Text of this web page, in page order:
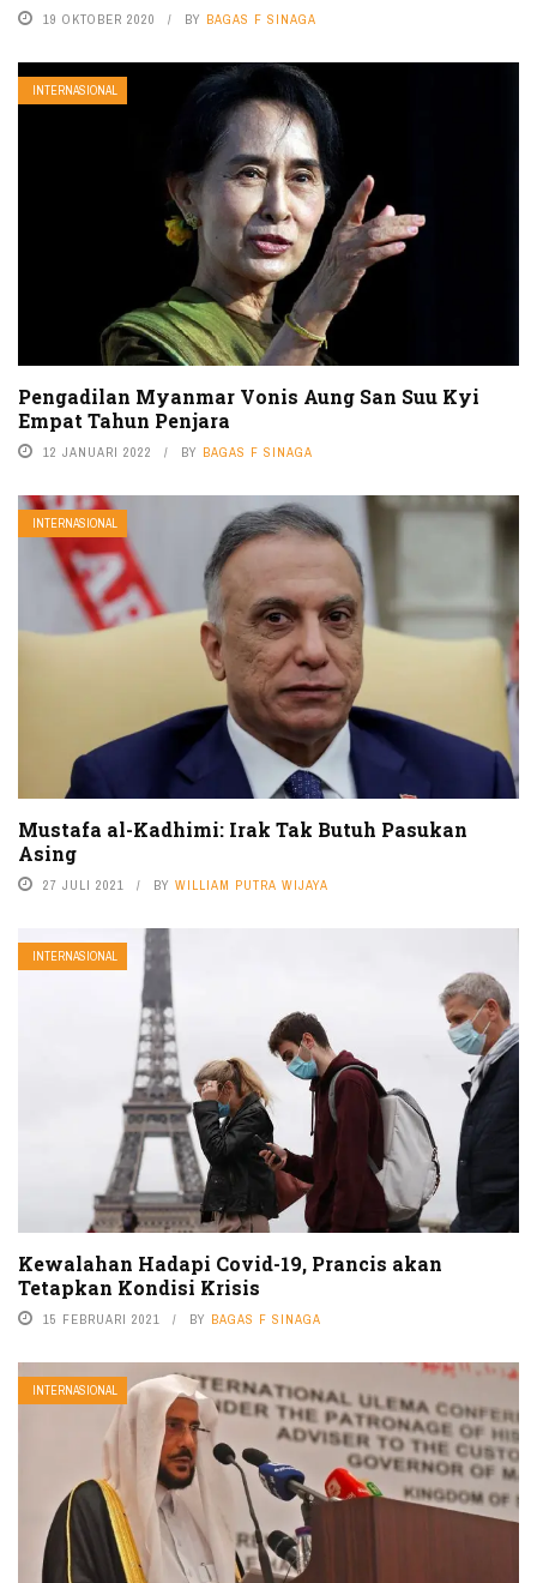
19 OKTOBER 2020 BY BAGAS F SINAGA
INTERNASIONAL
Pengadilan Myanmar Vonis Aung San Suu Kyi
Empat Tahun Penjara
12 JANUARI 2022 BY BAGAS F SINAGA
INTERNASIONAL
Mustafa al-Kadhimi: Irak Tak Butuh Pasukan
Asing
27 JULI 2021 BY WILLIAM PUTRA WIJAYA
INTERNASIONAL
Kewalahan Hadapi Covid-19, Prancis akan
Tetapkan Kondisi Krisis
15 FEBRUARI 2021 BY BAGAS F SINAGA
INTERNASIONAL